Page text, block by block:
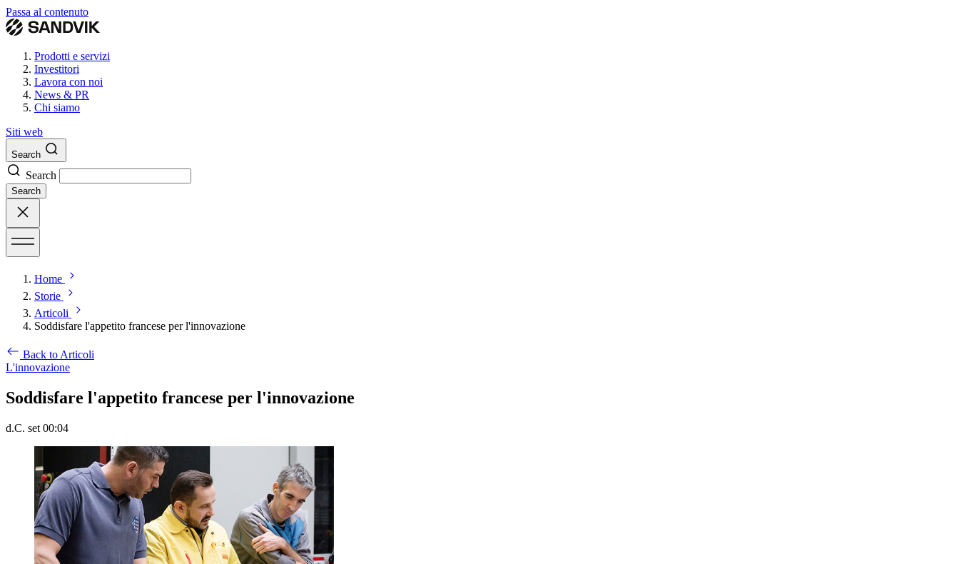
Passa al contenuto
Prodotti e servizi
Investitori
Lavora con noi
News & PR
Chi siamo
Siti web
Search
Search
Search
Home
Storie
Articoli
Soddisfare l'appetito francese per l'innovazione
Back to Articoli
L'innovazione
Soddisfare l'appetito francese per l'innovazione
d.C. set 00:04